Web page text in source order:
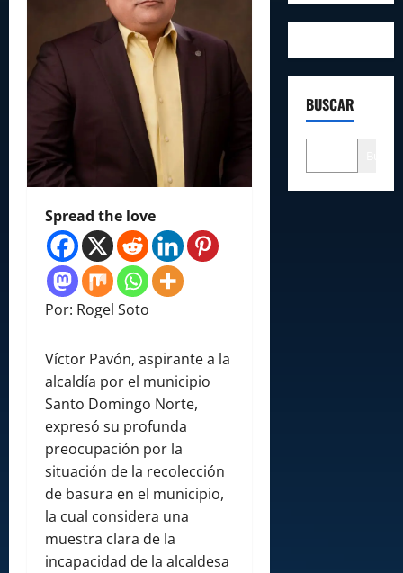
Spread the love
Por: Rogel Soto
Víctor Pavón, aspirante a la
alcaldía por el municipio
Santo Domingo Norte,
expresó su profunda
preocupación por la
situación de la recolección
de basura en el municipio,
la cual considera una
muestra clara de la
incapacidad de la alcaldesa
BUSCAR